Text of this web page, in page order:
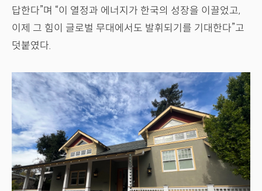
답한다”며 “이 열정과 에너지가 한국의 성장을 이끌었고,
이제 그 힘이 글로벌 무대에서도 발휘되기를 기대한다”고
덧붙였다.